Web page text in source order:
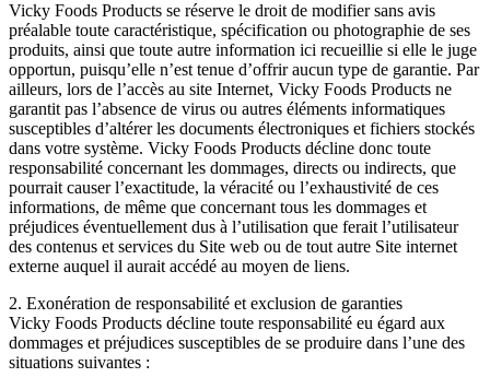
Vicky Foods Products se réserve le droit de modifier sans avis
préalable toute caractéristique, spécification ou photographie de ses
produits, ainsi que toute autre information ici recueillie si elle le juge
opportun, puisqu’elle n’est tenue d’offrir aucun type de garantie. Par
ailleurs, lors de l’accès au site Internet, Vicky Foods Products ne
garantit pas l’absence de virus ou autres éléments informatiques
susceptibles d’altérer les documents électroniques et fichiers stockés
dans votre système. Vicky Foods Products décline donc toute
responsabilité concernant les dommages, directs ou indirects, que
pourrait causer l’exactitude, la véracité ou l’exhaustivité de ces
informations, de même que concernant tous les dommages et
préjudices éventuellement dus à l’utilisation que ferait l’utilisateur
des contenus et services du Site web ou de tout autre Site internet
externe auquel il aurait accédé au moyen de liens.
2. Exonération de responsabilité et exclusion de garanties
Vicky Foods Products décline toute responsabilité eu égard aux
dommages et préjudices susceptibles de se produire dans l’une des
situations suivantes :